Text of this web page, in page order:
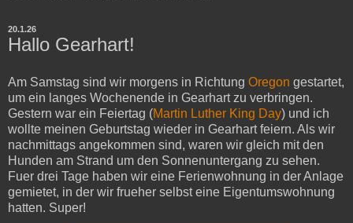
20.1.26
Hallo Gearhart!
Am Samstag sind wir morgens in Richtung Oregon gestartet,
um ein langes Wochenende in Gearhart zu verbringen.
Gestern war ein Feiertag (Martin Luther King Day) und ich
wollte meinen Geburtstag wieder in Gearhart feiern. Als wir
nachmittags angekommen sind, waren wir gleich mit den
Hunden am Strand um den Sonnenuntergang zu sehen.
Fuer drei Tage haben wir eine Ferienwohnung in der Anlage
gemietet, in der wir frueher selbst eine Eigentumswohnung
hatten. Super!